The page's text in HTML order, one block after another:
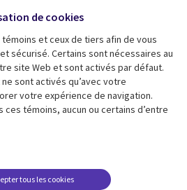
Événements
Support
SECTIONS
Confidentialité
de cookies
et ceux de tiers afin de vous
sécurisé. Certains sont nécessaires au
site Web et sont activés par défaut.
sont activés qu’avec votre
votre expérience de navigation.
témoins, aucun ou certains d’entre
tous les cookies